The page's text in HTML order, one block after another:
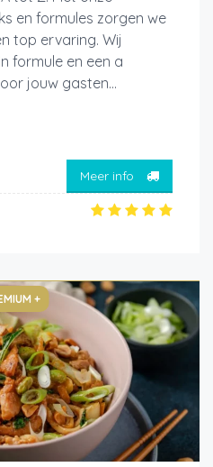
en formules zorgen we
top ervaring. Wij
formule en een a
jouw gasten...
Meer info
+